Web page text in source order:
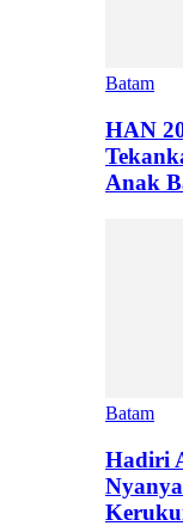
Batam
HAN
Anak
Batam
Hadiri